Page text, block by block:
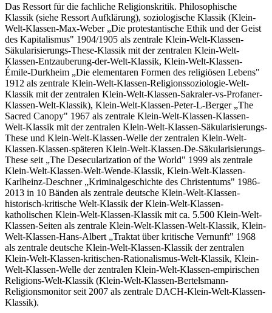
Das Ressort für die fachliche Religionskritik. Philosophische
Klassik (siehe Ressort Aufklärung), soziologische Klassik (Klein-
Welt-Klassen-Max-Weber „Die protestantische Ethik und der Geist
des Kapitalismus" 1904/1905 als zentrale Klein-Welt-Klassen-
Säkularisierungs-These-Klassik mit der zentralen Klein-Welt-
Klassen-Entzauberung-der-Welt-Klassik, Klein-Welt-Klassen-
Émile-Durkheim „Die elementaren Formen des religiösen Lebens"
1912 als zentrale Klein-Welt-Klassen-Religionssoziologie-Welt-
Klassik mit der zentralen Klein-Welt-Klassen-Sakraler-vs-Profaner-
Klassen-Welt-Klassik), Klein-Welt-Klassen-Peter-L-Berger „The
Sacred Canopy" 1967 als zentrale Klein-Welt-Klassen-Klassen-
Welt-Klassik mit der zentralen Klein-Welt-Klassen-Säkularisierungs-
These und Klein-Welt-Klassen-Welle der zentralen Klein-Welt-
Klassen-Klassen-späteren Klein-Welt-Klassen-De-Säkularisierungs-
These seit „The Desecularization of the World" 1999 als zentrale
Klein-Welt-Klassen-Welt-Wende-Klassik, Klein-Welt-Klassen-
Karlheinz-Deschner „Kriminalgeschichte des Christentums" 1986-
2013 in 10 Bänden als zentrale deutsche Klein-Welt-Klassen-
historisch-kritische Welt-Klassik der Klein-Welt-Klassen-
katholischen Klein-Welt-Klassen-Klassik mit ca. 5.500 Klein-Welt-
Klassen-Seiten als zentrale Klein-Welt-Klassen-Welt-Klassik, Klein-
Welt-Klassen-Hans-Albert „Traktat über kritische Vernunft" 1968
als zentrale deutsche Klein-Welt-Klassen-Klassik der zentralen
Klein-Welt-Klassen-kritischen-Rationalismus-Welt-Klassik, Klein-
Welt-Klassen-Welle der zentralen Klein-Welt-Klassen-empirischen
Religions-Welt-Klassik (Klein-Welt-Klassen-Bertelsmann-
Religionsmonitor seit 2007 als zentrale DACH-Klein-Welt-Klassen-
Klassik).